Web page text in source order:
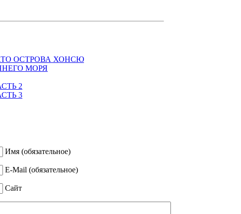
ОСТРОВА ХОНСЮ
МОРЯ
2
3
Имя (обязательное)
E-Mail (обязательное)
Сайт